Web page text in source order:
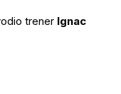
trener Ignac